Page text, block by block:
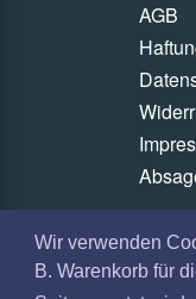
Wir verwenden
B. Warenkorb für
AGB